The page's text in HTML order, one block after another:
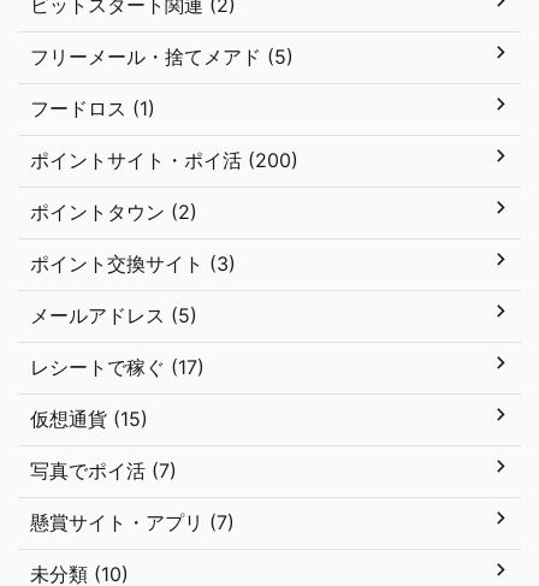
ビットスタート関連 (2)
フリーメール・捨てメアド (5)
フードロス (1)
ポイントサイト・ポイ活 (200)
ポイントタウン (2)
ポイント交換サイト (3)
メールアドレス (5)
レシートで稼ぐ (17)
仮想通貨 (15)
写真でポイ活 (7)
懸賞サイト・アプリ (7)
未分類 (10)